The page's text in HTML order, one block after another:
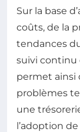
Sur la base
coûts, de la
tendances
suivi continu
permet ainsi
problèmes
une
l’adoption